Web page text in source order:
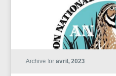
Archive foravril, 2023